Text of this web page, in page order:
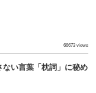
66673 views
い言葉「枕詞」に秘め